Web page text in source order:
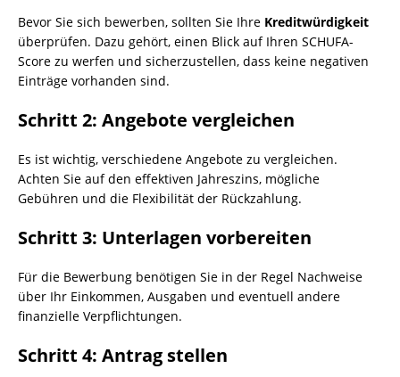
Bevor Sie sich bewerben, sollten Sie Ihre Kreditwürdigkeit
überprüfen. Dazu gehört, einen Blick auf Ihren SCHUFA-
Score zu werfen und sicherzustellen, dass keine negativen
Einträge vorhanden sind.
Schritt 2: Angebote vergleichen
Es ist wichtig, verschiedene Angebote zu vergleichen.
Achten Sie auf den effektiven Jahreszins, mögliche
Gebühren und die Flexibilität der Rückzahlung.
Schritt 3: Unterlagen vorbereiten
Für die Bewerbung benötigen Sie in der Regel Nachweise
über Ihr Einkommen, Ausgaben und eventuell andere
finanzielle Verpflichtungen.
Schritt 4: Antrag stellen